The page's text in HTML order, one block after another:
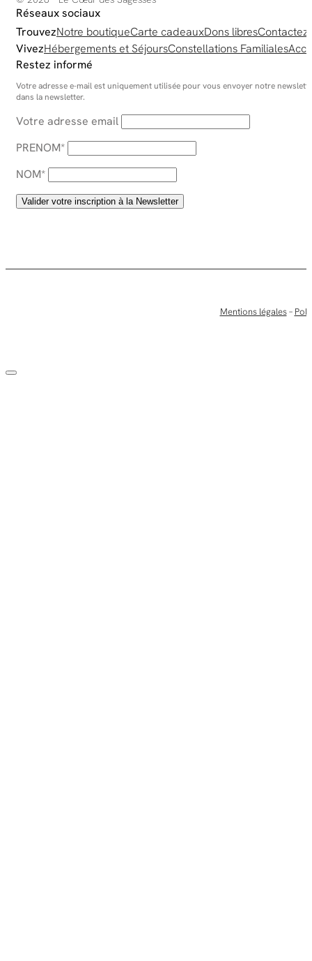
Réseaux sociaux
TrouvezNotre boutiqueCarte cadeauxDons libres
VivezHébergements et SéjoursConstellations Familiales
Restez informé
Votre adresse e-mail est uniquement utilisée pour vous envoyer notre
dans la newsletter.
Votre adresse email
PRENOM*
NOM*
Mentions légales–